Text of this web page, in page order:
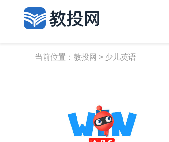
当前位置： 教投网 > 少儿英语